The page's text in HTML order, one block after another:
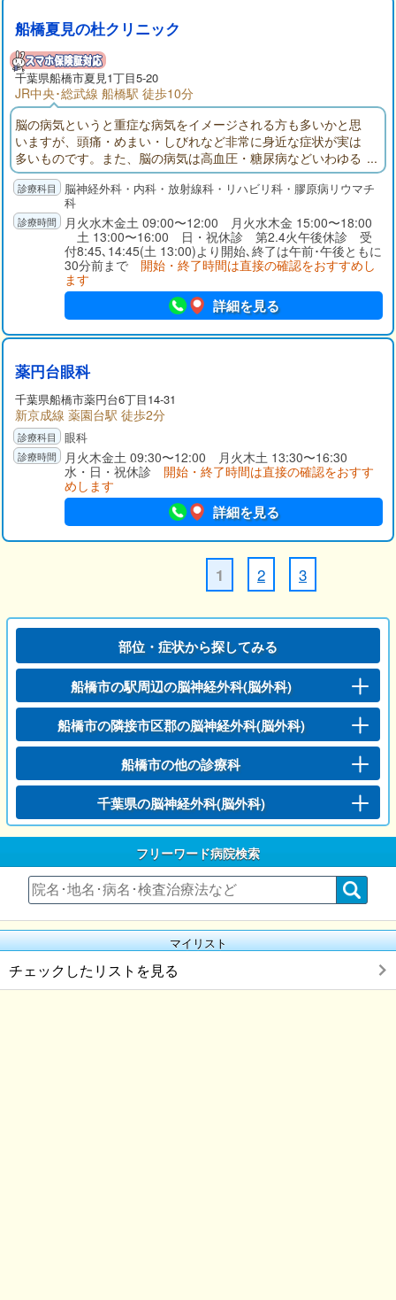
船橋夏見の杜クリニック
千葉県船橋市夏見1丁目5-20
JR中央･総武線 船橋駅 徒歩10分
脳の病気というと重症な病気をイメージされる方も多いかと思
いますが、頭痛・めまい・しびれなど非常に身近な症状が実は
多いものです。また、脳の病気は高血圧・糖尿病などいわゆる
生活習慣病とも密接に関わっています。私はこれまで脳神経外
科を中心に学んできましたが、脳を中心として全身（人）を診
る診察を心掛けてきました。身体に関する不安・悩みのある方
はお気軽にご来院ください。
脳神経外科・内科・放射線科・リハビリ科・膠原病リウマチ
科
月火水木金土 09:00〜12:00 月火水木金 15:00〜18:00
土 13:00〜16:00 日・祝休診 第2.4火午後休診 受
付8:45､14:45(土 13:00)より開始､終了は午前･午後ともに
30分前まで 開始・終了時間は直接の確認をおすすめし
ます
詳細を見る
薬円台眼科
千葉県船橋市薬円台6丁目14-31
新京成線 薬園台駅 徒歩2分
眼科
月火木金土 09:30〜12:00 月火木土 13:30〜16:30
水・日・祝休診 開始・終了時間は直接の確認をおすす
めします
詳細を見る
1 2 3
部位・症状から探してみる
船橋市の駅周辺の脳神経外科(脳外科)
船橋市の隣接市区郡の脳神経外科(脳外科)
船橋市の他の診療科
千葉県の脳神経外科(脳外科)
フリーワード病院検索
マイリスト
チェックしたリストを見る